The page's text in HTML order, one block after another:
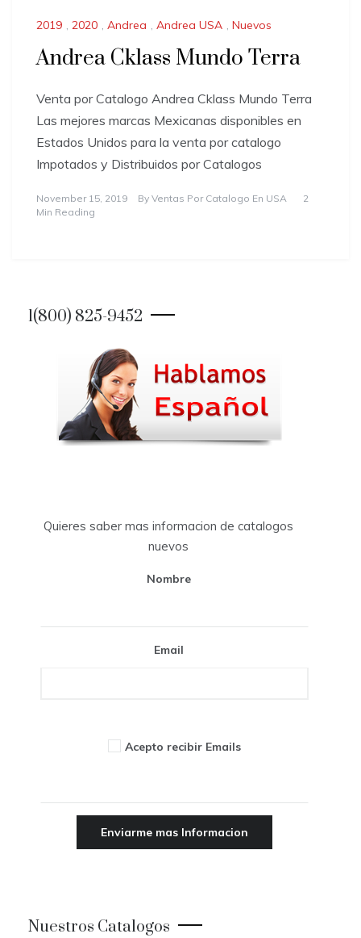
2019 , 2020 , Andrea , Andrea USA , Nuevos
Andrea Cklass Mundo Terra
Venta por Catalogo Andrea Cklass Mundo Terra
Las mejores marcas Mexicanas disponibles en
Estados Unidos para la venta por catalogo
Impotados y Distribuidos por Catalogos
November 15, 2019 By Ventas Por Catalogo En USA
2
Min Reading
1(800) 825-9452
Quieres saber mas informacion de catalogos
nuevos
Nombre
Email
Acepto recibir Emails
Nuestros Catalogos